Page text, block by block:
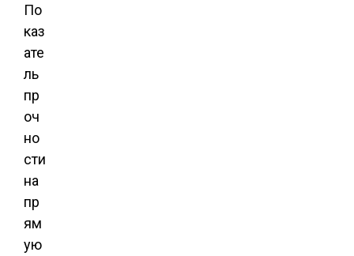
По
каз
ате
ль
пр
оч
но
сти
на
пр
ям
ую